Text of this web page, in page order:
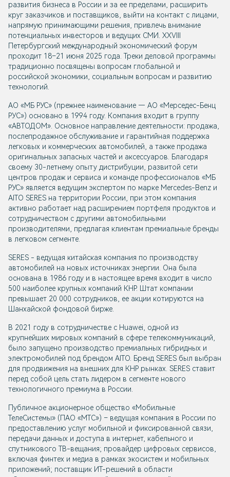
развития бизнеса в России и за ее пределами, расширить
круг заказчиков и поставщиков, выйти на контакт с лицами,
напрямую принимающими решения, привлечь внимание
потенциальных инвесторов и ведущих СМИ. XXVIII
Петербургский международный экономический форум
проходит 18–21 июня 2025 года. Треки деловой программы
традиционно посвящены вопросам глобальной и
российской экономики, социальным вопросам и развитию
технологий.
АО «МБ РУС» (прежнее наименование — AO «Мерседес-Бенц
PУC») основано в 1994 году. Компания входит в группу
«АВТОДОМ». Основное направление деятельности: продажа,
послепродажное обслуживание и гарантийная поддержка
легковых и коммерческих автомобилей, а также продажа
оригинальных запасных частей и аксессуаров. Благодаря
своему 30-летнему опыту дистрибуции, развитой сети
центров продаж и сервиса и команде профессионалов «МБ
РУС» является ведущим экспертом по марке Mercedes-Benz и
AITO SERES на территории России, при этом компания
активно работает над расширением портфеля продуктов и
сотрудничеством с другими автомобильными
производителями, предлагая клиентам премиальные бренды
в легковом сегменте.
SERES - ведущая китайская компания по производству
автомобилей на новых источниках энергии. Она была
основана в 1986 году и в настоящее время входит в число
500 наиболее крупных компаний КНР. Штат компании
превышает 20 000 сотрудников, ее акции котируются на
Шанхайской фондовой бирже.
В 2021 году в сотрудничестве с Huawei, одной из
крупнейших мировых компаний в сфере телекоммуникаций,
было запущено производство премиальных гибридных и
электромобилей под брендом AITO. Бренд SERES был выбран
для продвижения на внешних для КНР рынках. SERES ставит
перед собой цель стать лидером в сегменте нового
технологичного премиума в России.
Публичное акционерное общество «Мобильные
ТелеСистемы» (ПАО «МТС») – ведущая компания в России по
предоставлению услуг мобильной и фиксированной связи,
передачи данных и доступа в интернет, кабельного и
спутникового ТВ-вещания; провайдер цифровых сервисов,
включая финтех и медиа в рамках экосистем и мобильных
приложений; поставщик ИТ-решений в области